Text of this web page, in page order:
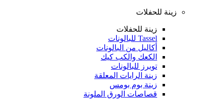
زينة للحفلات
زينة للحفلات
Tassel للبالونات
أكاليل من البالونات
الكعك والكب كيك
توبرز للبالونات
زينة الرايات المعلقة
زينة بوم بومس
قصاصات الورق الملونة